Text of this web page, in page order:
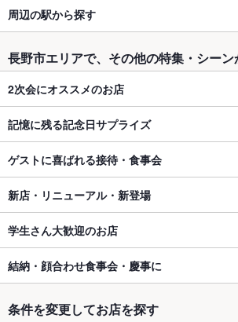
周辺の駅から探す
長野市エリアで、その他の特集・シー
2次会にオススメのお店
記憶に残る記念日サプライズ
ゲストに喜ばれる接待・食事会
新店・リニューアル・新登場
学生さん大歓迎のお店
結納・顔合わせ食事会・慶事に
条件を変更してお店を探す